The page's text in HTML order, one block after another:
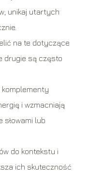
unikaj utartych
na te dotyczące
drugie są często
i wzmacniają
słowami lub
do kontekstu i
ich skuteczność